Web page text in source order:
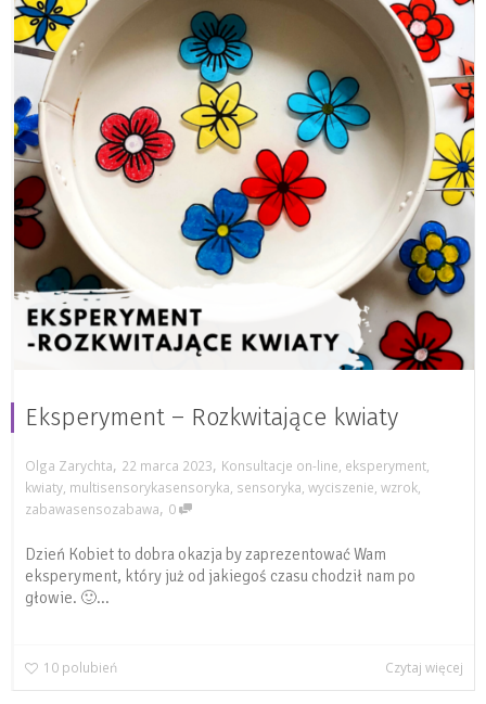
Eksperyment – Rozkwitające kwiaty
Olga Zarychta, 22 marca 2023, Konsultacje on-line eksperyment
kwiaty multisensorykasensoryka sensoryka wyciszenie wzrok
zabawasensozabawa, 0
Dzień Kobiet to dobra okazja by zaprezentować Wam
eksperyment, który już od jakiegoś czasu chodził nam po
głowie. 🙂...
10 polubień Czytaj więcej